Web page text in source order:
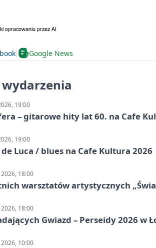
Google News
19:00
– gitarowe hity lat 60. na Cafe
19:00
Luca / blues na Cafe Kultura 2026
18:00
warsztatów artystycznych
18:00
Gwiazd – Perseidy 2026 w
10:00